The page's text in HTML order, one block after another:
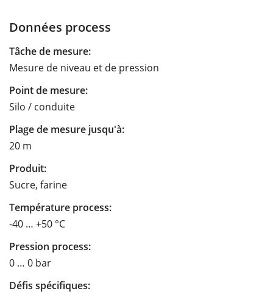
Données process
Tâche de mesure:
Mesure de niveau et de pression
Point de mesure:
Silo / conduite
Plage de mesure jusqu'à:
20 m
Produit:
Sucre, farine
Température process:
-40 … +50 °C
Pression process:
0 … 0 bar
Défis spécifiques: